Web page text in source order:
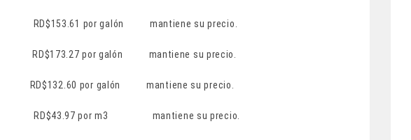
por galón mantiene su precio.
por galón mantiene su precio.
RD$132.60 por galón mantiene su precio.
por m3 mantiene su precio.